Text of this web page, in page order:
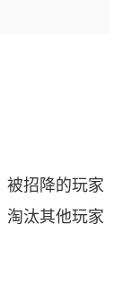
被招降的玩家
淘汰其他玩家